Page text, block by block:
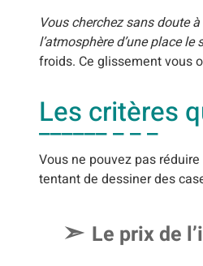
Vous cherchez sans doute
l’atmosphère d’une place le
froids. Ce glissement vous
Les critères
Vous ne pouvez pas
tentant de dessiner des
Le prix de